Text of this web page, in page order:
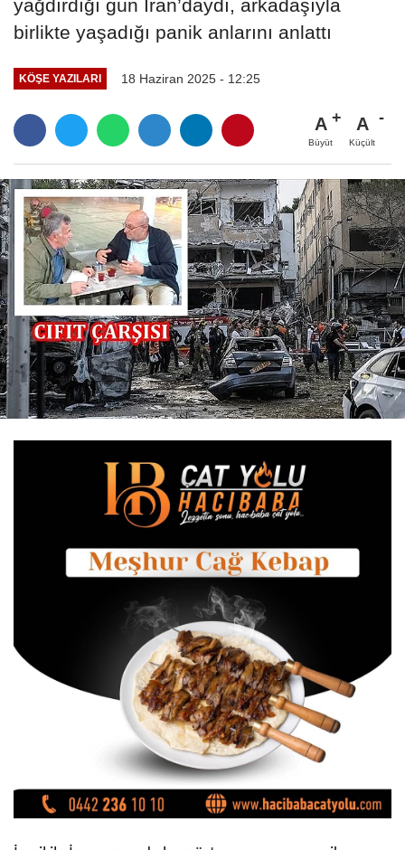
yağdırdığı gün İran’daydı, arkadaşıyla
birlikte yaşadığı panik anlarını anlattı
KÖŞE YAZILARI 18 Haziran 2025 - 12:25
A
Büyüt
A
Küçült